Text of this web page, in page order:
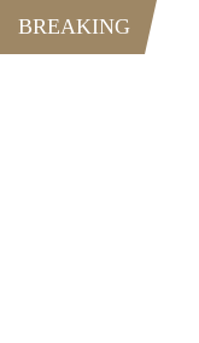
BREAKING